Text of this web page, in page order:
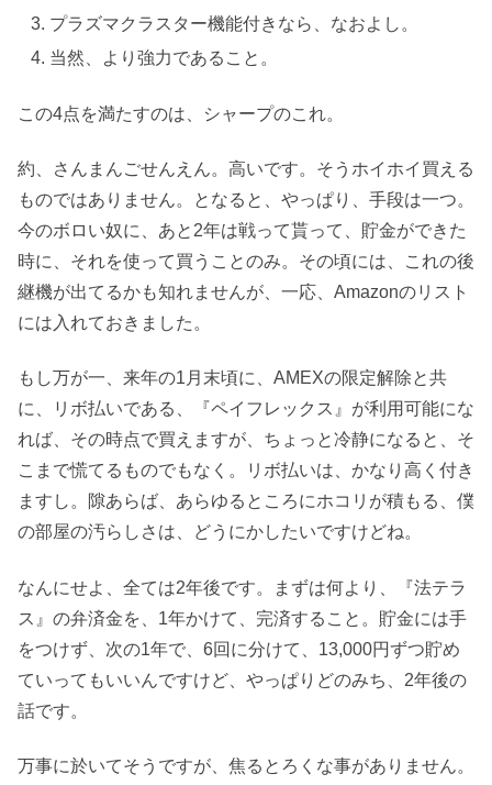
プラズマクラスター機能付きなら、なおよし。
当然、より強力であること。
この4点を満たすのは、シャープのこれ。
約、さんまんごせんえん。高いです。そうホイホイ買える
ものではありません。となると、やっぱり、手段は一つ。
今のボロい奴に、あと2年は戦って貰って、貯金ができた
時に、それを使って買うことのみ。その頃には、これの後
継機が出てるかも知れませんが、一応、Amazonのリスト
には入れておきました。
もし万が一、来年の1月末頃に、AMEXの限定解除と共
に、リボ払いである、『ペイフレックス』が利用可能にな
れば、その時点で買えますが、ちょっと冷静になると、そ
こまで慌てるものでもなく。リボ払いは、かなり高く付き
ますし。隙あらば、あらゆるところにホコリが積もる、僕
の部屋の汚らしさは、どうにかしたいですけどね。
なんにせよ、全ては2年後です。まずは何より、『法テラ
ス』の弁済金を、1年かけて、完済すること。貯金には手
をつけず、次の1年で、6回に分けて、13,000円ずつ貯め
ていってもいいんですけど、やっぱりどのみち、2年後の
話です。
万事に於いてそうですが、焦るとろくな事がありません。